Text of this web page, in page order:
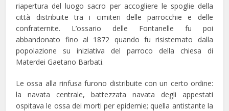
riapertura del luogo sacro per accogliere le spoglie della
città distribuite tra i cimiteri delle parrocchie e delle
confraternite. L’ossario delle Fontanelle fu poi
abbandonato fino al 1872 quando fu risistemato dalla
popolazione su iniziativa del parroco della chiesa di
Materdei Gaetano Barbati.
Le ossa alla rinfusa furono distribuite con un certo ordine:
la navata centrale, battezzata navata degli appestati
ospitava le ossa dei morti per epidemie; quella antistante la